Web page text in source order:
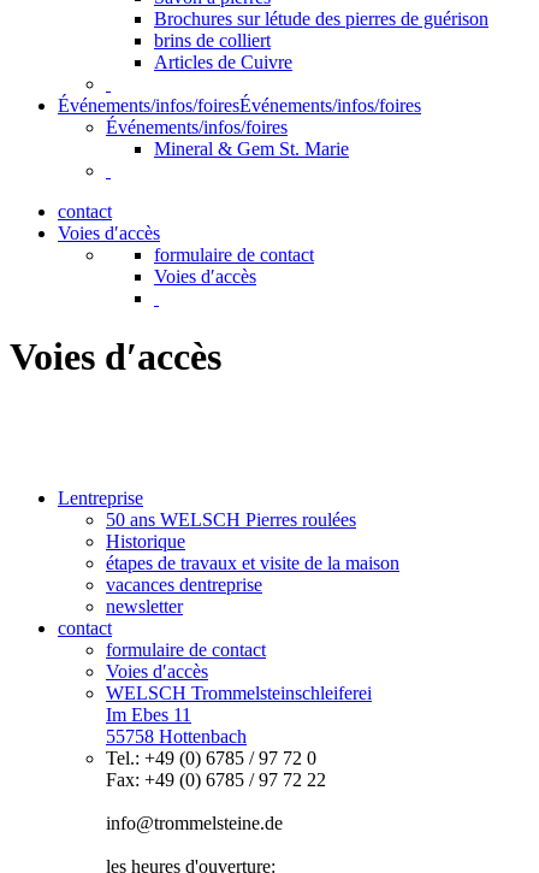
Brochures sur létude des pierres de guérison
brins de colliert
Articles de Cuivre
Événements/infos/foiresÉvénements/infos/foires
Événements/infos/foires
Mineral & Gem St. Marie
contact
Voies d′accès
formulaire de contact
Voies d′accès
Voies d′accès
Lentreprise
50 ans WELSCH Pierres roulées
Historique
étapes de travaux et visite de la maison
vacances dentreprise
newsletter
contact
formulaire de contact
Voies d′accès
WELSCH Trommelsteinschleiferei
Im Ebes 11
55758 Hottenbach
Tel.: +49 (0) 6785 / 97 72 0
Fax: +49 (0) 6785 / 97 72 22
info@trommelsteine.de
les heures d'ouverture: